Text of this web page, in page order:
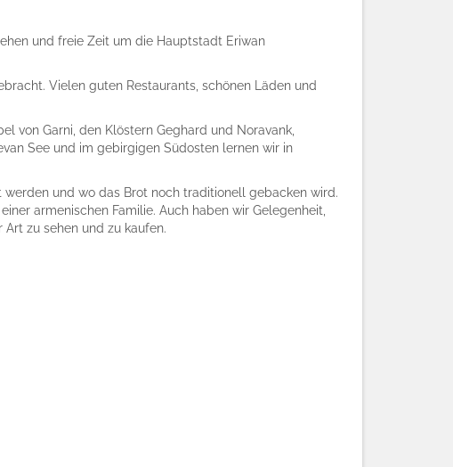
und freie Zeit um die Hauptstadt Eriwan
Vielen guten Restaurants, schönen Läden und
von Garni, den Klöstern Geghard und Noravank,
See und im gebirgigen Südosten lernen wir in
und wo das Brot noch traditionell gebacken wird.
armenischen Familie. Auch haben wir Gelegenheit,
zu sehen und zu kaufen.